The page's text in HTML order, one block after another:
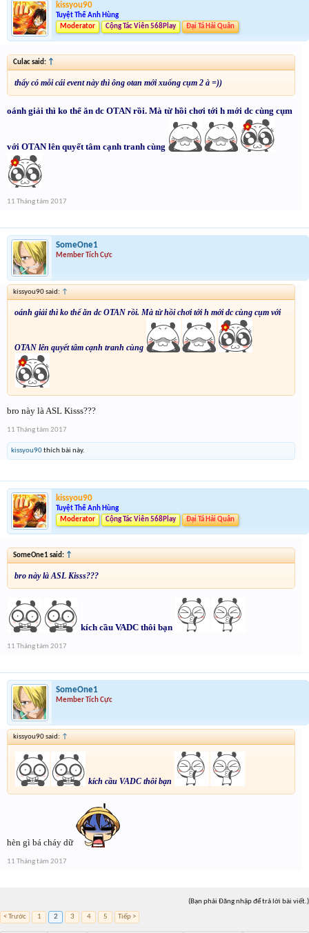
kissyou90
Tuyệt Thế Anh Hùng
Moderator
Cộng Tác Viên 568Play Đại Tá Hải Quân
Culac said: ↑
thấy có mỗi cái event này thì ông otan mới xuống cụm 2 à =))
oánh giải thì ko thể ăn dc OTAN rồi. Mà từ hồi chơi tới h mới dc cùng cụm
với OTAN lên quyết tâm cạnh tranh cùng
11 Tháng tám 2017
SomeOne1
Member Tích Cực
kissyou90 said: ↑
oánh giải thì ko thể ăn dc OTAN rồi. Mà từ hồi chơi tới h mới dc cùng cụm với
OTAN lên quyết tâm cạnh tranh cùng
bro này là ASL Kisss???
11 Tháng tám 2017
kissyou90thích bài này.
kissyou90
Tuyệt Thế Anh Hùng
Moderator
Cộng Tác Viên 568Play Đại Tá Hải Quân
SomeOne1 said: ↑
bro này là ASL Kisss???
kích cầu VADC thôi bạn
11 Tháng tám 2017
SomeOne1
Member Tích Cực
kissyou90 said: ↑
kích cầu VADC thôi bạn
hèn gì bá cháy dữ
11 Tháng tám 2017
(Bạn phải Đăng nhập để trả lời bài viết.)
< Trước
1 2 3 4 5 Tiếp >